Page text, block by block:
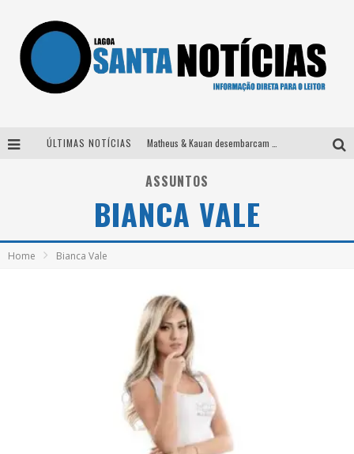
ÚLTIMAS NOTÍCIAS
Após sair da KondZilla, DJ Danny Albuquerque inicia nova fase
ASSUNTOS
BIANCA VALE
Home Bianca Vale